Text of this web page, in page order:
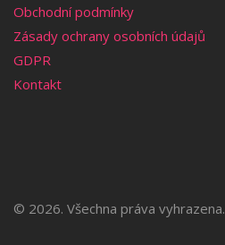
Obchodní podmínky
Zásady ochrany osobních údajů
GDPR
Kontakt
© 2026. Všechna práva vyhrazena.